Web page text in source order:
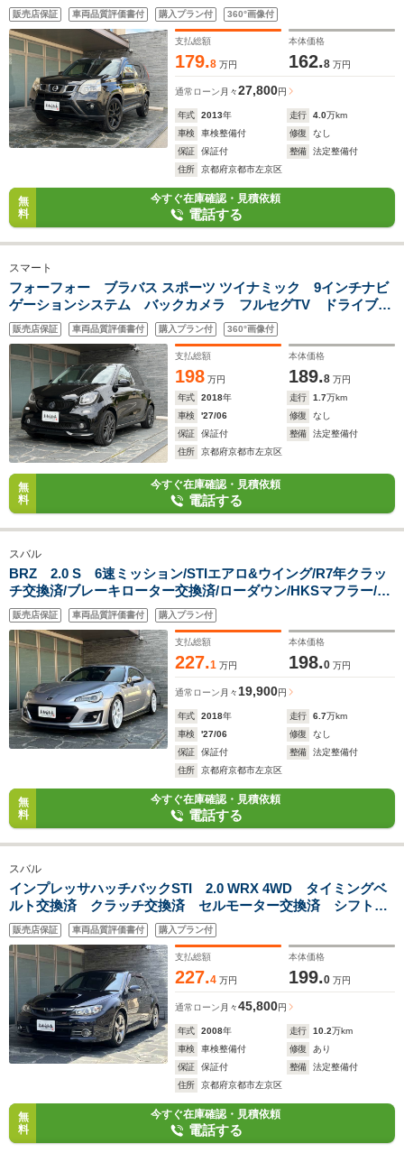
USB Bluetooth カフロンシート フルフラットシート
4WDオートモード キーレススマートキー合鍵 アルミ ルー
フレール
販売店保証 車両品質評価書付 購入プラン付 360°画像付
支払総額
179.8 万円
本体価格
162.8 万円
通常ローン 月々27,800円
年式 2013年 走行 4.0万km
車検
車検整備付 修復
なし
保証
保証付 整備
法定整備付
住所
京都府京都市左京区
無
料
今すぐ在庫確認・見積依頼
電話する
スマート
フォーフォー ブラバス スポーツ ツイナミック 9インチナビ
ゲーションシステム バックカメラ フルセグTV ドライブレ
コーダー ETC レザーシート ブラバスアルミ カボン調パ
ーツ USBポートシートヒーター ブラバスエンブレム
販売店保証 車両品質評価書付 購入プラン付 360°画像付
支払総額
198 万円
本体価格
189.8 万円
年式
2018年 走行 1.7万km
車検
'27/06 修復
なし
保証
保証付 整備
法定整備付
住所
京都府京都市左京区
無
料
今すぐ在庫確認・見積依頼
電話する
スバル
BRZ 2.0 S 6速ミッション/STIエアロ&ウイング/R7年クラッ
チ交換済/ブレーキローター交換済/ローダウン/HKSマフラー/18
インチAW/Bluetoothナビ/前後ミラードラレコ/シートヒータ
ー/ETC
販売店保証 車両品質評価書付 購入プラン付
支払総額
227.1 万円
本体価格
198.0 万円
通常ローン 月々 19,900円
年式 2018年 走行 6.7万km
車検
'27/06 修復
なし
保証
保証付 整備
法定整備付
住所
京都府京都市左京区
無
料
今すぐ在庫確認・見積依頼
電話する
スバル
インプレッサハッチバックSTI 2.0 WRX 4WD タイミングベ
ルト交換済 クラッチ交換済 セルモーター交換済 シフトリ
ンゲージブッシュ交換済 ミッション/デフオイル交換済 ETC
Bluetoothオーディオ バックカメラ
販売店保証 車両品質評価書付 購入プラン付
支払総額
227.4 万円
本体価格
199.0 万円
通常ローン 月々45,800円
年式 2008年 走行 10.2万km
車検
車検整備付 修復
あり
保証
保証付 整備
法定整備付
住所
京都府京都市左京区
無
料
今すぐ在庫確認・見積依頼
電話する